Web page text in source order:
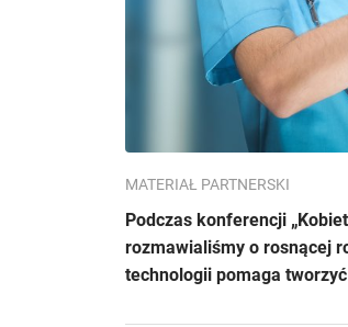
MATERIAŁ PARTNERSKI
Podczas konferencji
rozmawialiśmy o rosnącej
technologii pomaga